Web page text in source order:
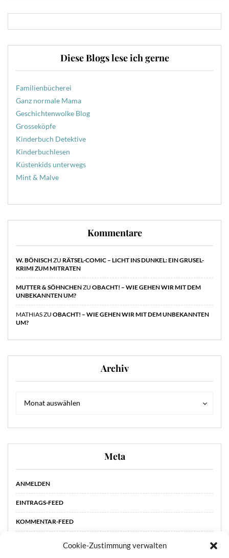
Cookie-Zustimmung verwalten
Diese Blogs lese ich gerne
Familienbücherei
Ganz normale Mama
Geschichtenwolke Blog
Grosseköpfe
Kinderbuch Detektive
Kinderbuchlesen
Küstenkids unterwegs
Mint & Malve
Kommentare
W. BÖNISCHZU RÄTSEL-COMIC – LICHT INS DUNKEL: EIN GRUSEL-
KRIMI ZUM MITRATEN
MUTTER & SÖHNCHENZU OBACHT! – WIE GEHEN WIR MIT DEM
UNBEKANNTEN UM?
MATHIASZU OBACHT! – WIE GEHEN WIR MIT DEM UNBEKANNTEN
UM?
Archiv
Monat auswählen
Meta
ANMELDEN
EINTRAGS-FEED
KOMMENTAR-FEED